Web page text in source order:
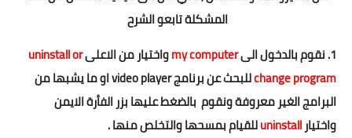
المشكلة تابعو الشرح
1. نقوم بالدخول الى
my computerواختيار من الاعلىuninstall or
change program
للبحث عن برنامج video player او ما يشبها من
البرامج الغير معروفة ونقوم بالضغط عليها بزر الفأرة الايمن
واختيار
للقيام بمسحها والتخلص منها .